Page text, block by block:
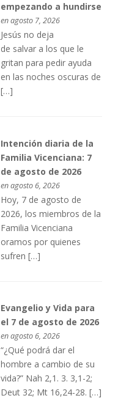
empezando a hundirse
en agosto 7, 2026
Jesús no deja
de salvar a los que le
gritan para pedir ayuda
en las noches oscuras de
[…]
Intención diaria de la
Familia Vicenciana: 7
de agosto de 2026
en agosto 6, 2026
Hoy, 7 de agosto de
2026, los miembros de la
Familia Vicenciana
oramos por quienes
sufren […]
Evangelio y Vida para
el 7 de agosto de 2026
en agosto 6, 2026
“¿Qué podrá dar el
hombre a cambio de su
vida?” Nah 2,1. 3. 3,1-2;
Deut 32; Mt 16,24-28. […]